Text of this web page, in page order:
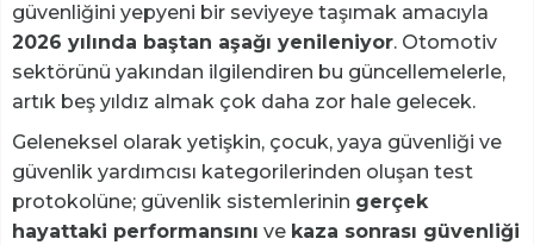
güvenliğini yepyeni bir seviyeye taşımak amacıyla
2026 yılında baştan aşağı yenileniyor. Otomotiv
sektörünü yakından ilgilendiren bu güncellemelerle,
artık beş yıldız almak çok daha zor hale gelecek.
Geleneksel olarak yetişkin, çocuk, yaya güvenliği ve
güvenlik yardımcısı kategorilerinden oluşan test
protokolüne; güvenlik sistemlerinin gerçek
hayattaki performansını ve kaza sonrası güvenliği